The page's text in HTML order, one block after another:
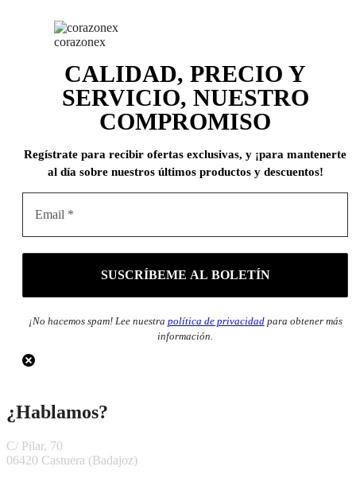
corazonex
CALIDAD, PRECIO Y
SERVICIO, NUESTRO
COMPROMISO
Regístrate para recibir ofertas exclusivas, y ¡para mantenerte
al día sobre nuestros últimos productos y descuentos!
¡No hacemos spam! Lee nuestra política de privacidadpara obtener más
información.
¿Hablamos?
C/ Pilar, 70
06420 Castuera (Badajoz)